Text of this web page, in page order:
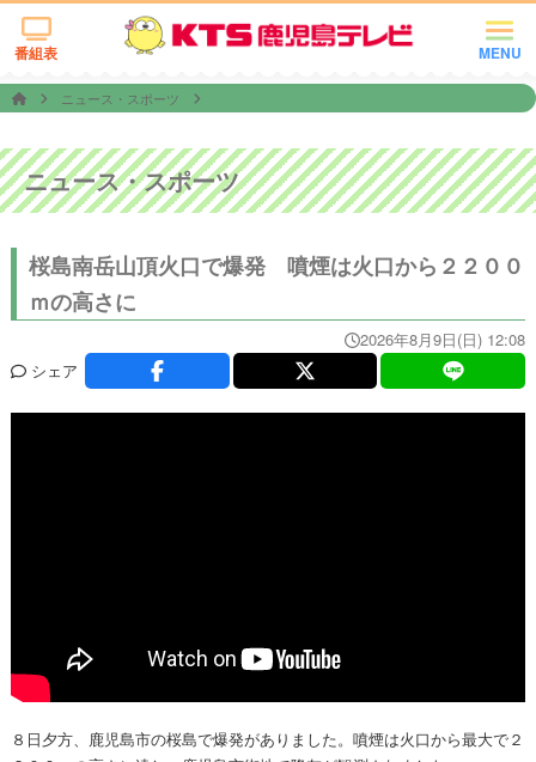
MENU
番組表
ニュース・スポーツ
ニュース・スポーツ
桜島南岳山頂火口で爆発 噴煙は火口から２２００
ｍの高さに
2026年8月9日(日) 12:08
シェア
８日夕方、鹿児島市の桜島で爆発がありました。噴煙は火口から最大で２